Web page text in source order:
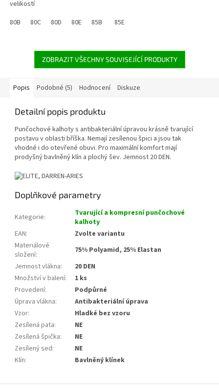
velikostí
80B
80C 80D 80E 85B 85C
85E
ZOBRAZIT VŠECHNY SOUVISEJÍCÍ PRODUKTY
Popis Podobné (5) Hodnocení Diskuze
Detailní popis produktu
Punčochové kalhoty s antibakteriální úpravou krásně tvarující
postavu v oblasti bříška. Nemají zesílenou špici a jsou tak
vhodné i do otevřené obuvi. Pro maximální komfort mají
prodyšný bavlněný klín a plochý šev. Jemnost 20 DEN.
Doplňkové parametry
Kategorie:
Tvarující a kompresní punčochové
kalhoty
EAN:
Zvolte variantu
Materiálové
složení:
75% Polyamid, 25% Elastan
Jemnost vlákna:
20 DEN
Množství v balení:
1 ks
Provedení:
Podpůrné
Úprava vlákna:
Antibakteriální úprava
Vzor:
Hladké bez vzoru
Zesílená pata:
NE
Zesílená špička:
NE
Zesílený sed:
NE
Klín: Bavlněný klínek